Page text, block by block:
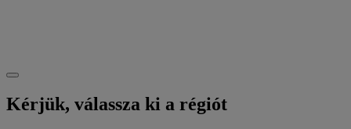
Kérjük, válassza ki a régiót